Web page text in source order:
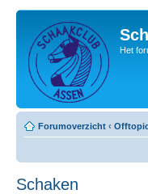
Het
Forumoverzicht ‹
Schaken